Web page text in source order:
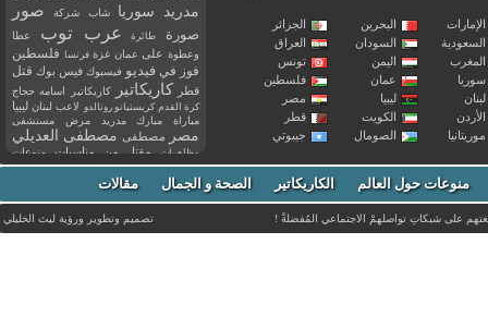
البحرين
الجزائر
السودان
العراق
اليمن
تونس
عمان
فلسطين
ليبيا
مصر
الكويت
قطر
الصومال جيبوتي
مدريد
سوريا شاب شركة صور
صورة طائرة عرب توب
عطا
وعطوة على عمان غزة فرنسا فلسطين
فوز في فيديو فيسبوك فيس بوك قتل
قطر كاريكاتير كاريكاتير اسامه حجاج
كرة القدم كريستيانو رونالدو لاعب لبنان ليبيا
مباراة مبارك مدريد مرض مستشفى
مصر مصطفى مصطفى العديلي
مظاهرات مقتل من مناسبات
منوعات
مواليد
موت ميسي ميلان نادي نشر
وفاة وفيات يوتيوب منوعات حول العالم الكاريكاتير الصحة و الجمال مقالات
على شبكاتِ تواصلهمْ الاجتماعي المُفضلةْ ! تصميم وتطوير ورؤيةليث الخليلي